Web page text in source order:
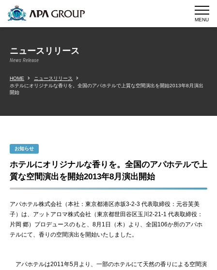
MENU
ニュースリリース
News Release
HOME
ニュースリリース
ホテルにオリジナルな香りを。全国のアパホテルで上質な空間演出を開始2013年8月演出
開始
お知らせ
ホテルにオリジナルな香りを。全国のアパホテルで上
質な空間演出を開始2013年8月演出開始
アパホテル株式会社（本社：東京都港区赤坂3-2-3 代表取締役：元谷芙美
子）は、アットアロマ株式会社（東京都世田谷区玉川2-21-1 代表取締役：
片岡 郷）プロデュースのもと、8月1日（木）より、全国106か所のアパホ
テルにて、香りの空間演出を開始いたしました。
アパホテルは2011年5月より、一部のホテルにて天然の香りによる空間演